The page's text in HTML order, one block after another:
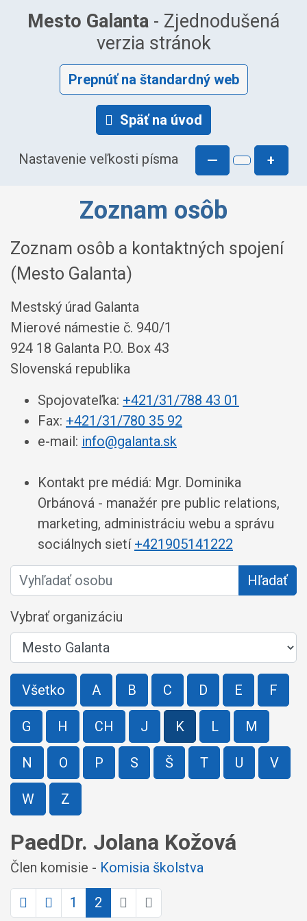
Mesto Galanta - Zjednodušená
verzia stránok
Prepnúť na štandardný web
Späť na úvod
Nastavenie veľkosti písma — +
Zoznam osôb
Zoznam osôb a kontaktných spojení
(Mesto Galanta)
Mestský úrad Galanta
Mierové námestie č. 940/1
924 18 Galanta P.O. Box 43
Slovenská republika
Spojovateľka: +421/31/788 43 01
Fax: +421/31/780 35 92
e-mail: info@galanta.sk
Kontakt pre médiá: Mgr. Dominika
Orbánová - manažér pre public relations,
marketing, administráciu webu a správu
sociálnych sietí +421905141222
Vyhľadať osobu
Hľadať
Vybrať organizáciu
Všetko A B C D E F
G H CH J K L M
N O P S Š T U V
W Z
PaedDr. Jolana Kožová
Člen komisie - Komisia školstva
1 2